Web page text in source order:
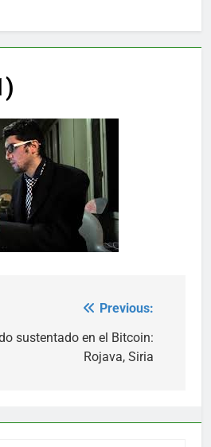
Previous:
sustentado en el Bitcoin:
Rojava, Siria